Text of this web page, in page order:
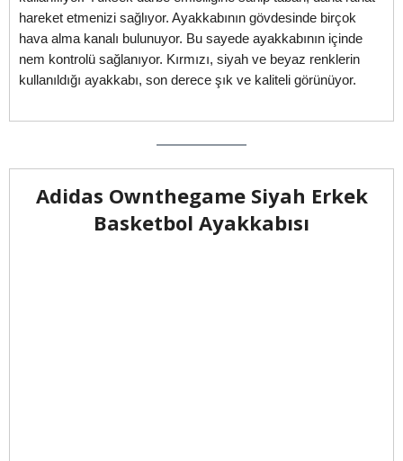
hareket etmenizi sağlıyor. Ayakkabının gövdesinde birçok
hava alma kanalı bulunuyor. Bu sayede ayakkabının içinde
nem kontrolü sağlanıyor. Kırmızı, siyah ve beyaz renklerin
kullanıldığı ayakkabı, son derece şık ve kaliteli görünüyor.
Adidas Ownthegame Siyah Erkek
Basketbol Ayakkabısı